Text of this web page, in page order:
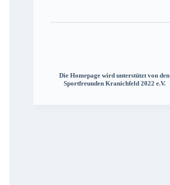
Die Homepage wird unterstützt von den
Sportfreunden Kranichfeld 2022 e.V.